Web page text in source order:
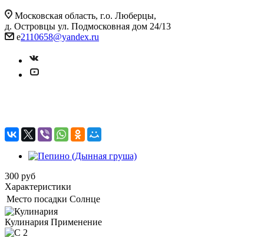
Московская область, г.о. Люберцы,
д. Островцы ул. Подмосковная дом 24/13
e2110658@yandex.ru
300 руб
Характеристики
Место посадки Солнце
Кулинария Применение